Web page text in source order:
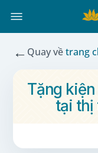
← Quay vềtrang
Tặng
tại thị